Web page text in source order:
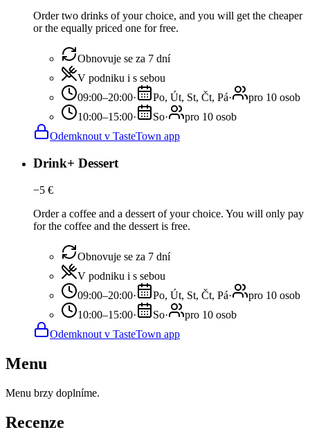
Order two drinks of your choice, and you will get the cheaper
or the equally priced one for free.
Obnovuje se za 7 dní
V podniku i s sebou
09:00–20:00· Po, Út, St, Čt, Pá·
pro 10 osob
10:00–15:00· So·
pro 10 osob
Odemknout v TasteTown app
Drink+ Dessert
−5 €
Order a coffee and a dessert of your choice. You will only pay
for the coffee and the dessert is free.
Obnovuje se za 7 dní
V podniku i s sebou
09:00–20:00· Po, Út, St, Čt, Pá·
pro 10 osob
10:00–15:00· So·
pro 10 osob
Odemknout v TasteTown app
Menu
Menu brzy doplníme.
Recenze